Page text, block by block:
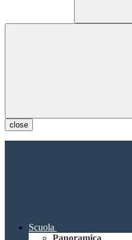
close
Scuola